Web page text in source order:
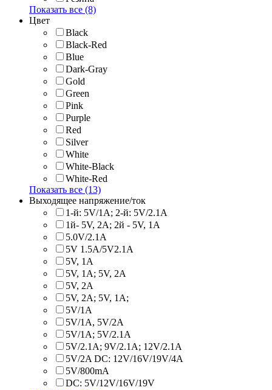
Показать все (8)
Цвет
Black
Black-Red
Blue
Dark-Gray
Gold
Green
Pink
Purple
Red
Silver
White
White-Black
White-Red
Показать все (13)
Выходящее напряжение/ток
1-й: 5V/1A; 2-й: 5V/2.1A
1й- 5V, 2A; 2й - 5V, 1A
5.0V/2.1A
5V 1.5A/5V2.1A
5V, 1A
5V, 1A; 5V, 2A
5V, 2A
5V, 2A; 5V, 1A;
5V/1A
5V/1A, 5V/2A
5V/1A; 5V/2.1A
5V/2.1A; 9V/2.1A; 12V/2.1A
5V/2A DC: 12V/16V/19V/4A
5V/800mA
DC: 5V/12V/16V/19V